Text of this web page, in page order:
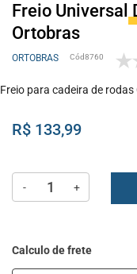
Freio Universal
Ortobras
ORTOBRAS 8760
Freio para cadeira de
R$ 133,99
- +